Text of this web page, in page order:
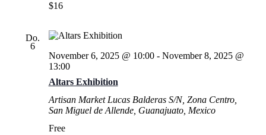
$16
Do.
6
Altars Exhibition
November 6, 2025 @ 10:00- November 8, 2025 @
13:00
Artisan Market Lucas Balderas S/N, Zona Centro,
San Miguel de Allende, Guanajuato, Mexico
Free